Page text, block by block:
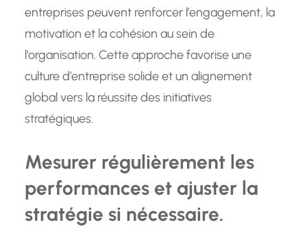
entreprises peuvent renforcer l’engagement, la
motivation et la cohésion au sein de
l’organisation. Cette approche favorise une
culture d’entreprise solide et un alignement
global vers la réussite des initiatives
stratégiques.
Mesurer régulièrement les
performances et ajuster la
stratégie si nécessaire.